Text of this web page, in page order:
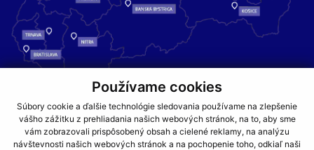
Používame cookies
Súbory cookie a ďalšie technológie sledovania používame na zlepšenie
vášho zážitku z prehliadania našich webových stránok, na to, aby sme
vám zobrazovali prispôsobený obsah a cielené reklamy, na analýzu
návštevnosti našich webových stránok a na pochopenie toho, odkiaľ naši
Kúpele Pieniny – miesto, kde sa príroda stretáva s liečivou silou
vody a oddychom pre telo aj dušu.